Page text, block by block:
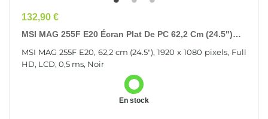
Prix
132,90 €
MSI MAG 255F E20 Écran Plat De PC 62,2 Cm (24.5")
MSI MAG 255F E20, 62,2 cm (24.5"), 1920 x 1080 pixels, Full
HD, LCD, 0,5 ms, Noir
En stock